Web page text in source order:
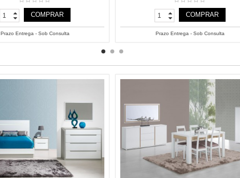
COMPRAR
Prazo Entrega - Sob Consulta
COMPRAR
Prazo Entrega - Sob Consulta